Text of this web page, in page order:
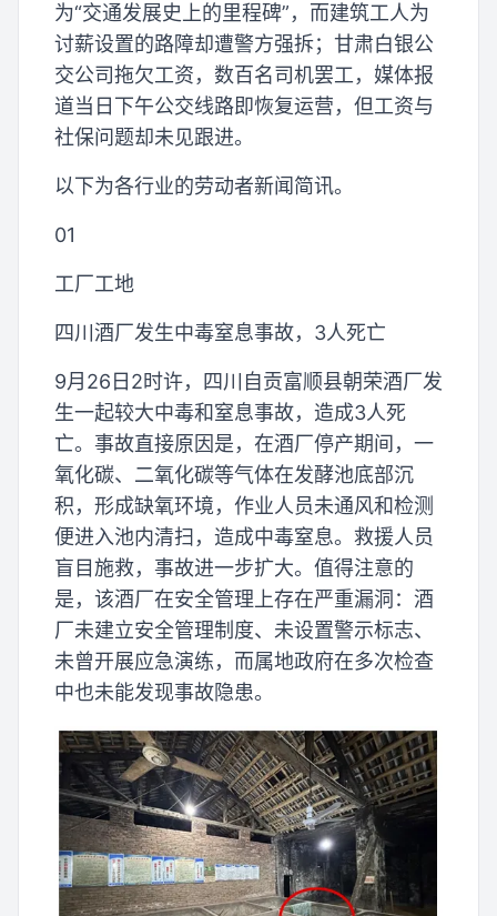
为“交通发展史上的里程碑”，而建筑工人为
讨薪设置的路障却遭警方强拆；甘肃白银公
交公司拖欠工资，数百名司机罢工，媒体报
道当日下午公交线路即恢复运营，但工资与
社保问题却未见跟进。
以下为各行业的劳动者新闻简讯。
01
工厂工地
四川酒厂发生中毒窒息事故，3人死亡
9月26日2时许，四川自贡富顺县朝荣酒厂发
生一起较大中毒和窒息事故，造成3人死
亡。事故直接原因是，在酒厂停产期间，一
氧化碳、二氧化碳等气体在发酵池底部沉
积，形成缺氧环境，作业人员未通风和检测
便进入池内清扫，造成中毒窒息。救援人员
盲目施救，事故进一步扩大。值得注意的
是，该酒厂在安全管理上存在严重漏洞：酒
厂未建立安全管理制度、未设置警示标志、
未曾开展应急演练，而属地政府在多次检查
中也未能发现事故隐患。